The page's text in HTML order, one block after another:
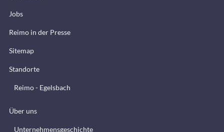
Jobs
Reimo in der Presse
Sitemap
Standorte
Reimo - Egelsbach
Über uns
Unternehmensgeschichte